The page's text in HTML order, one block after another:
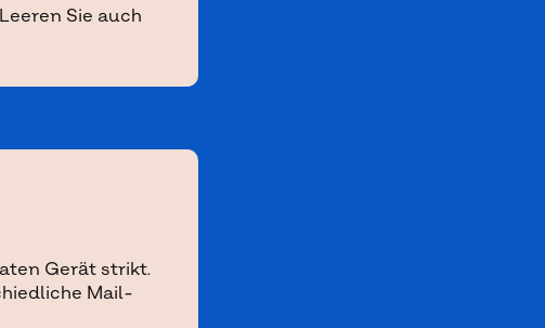
Sie auch
Gerät strikt.
Mail-